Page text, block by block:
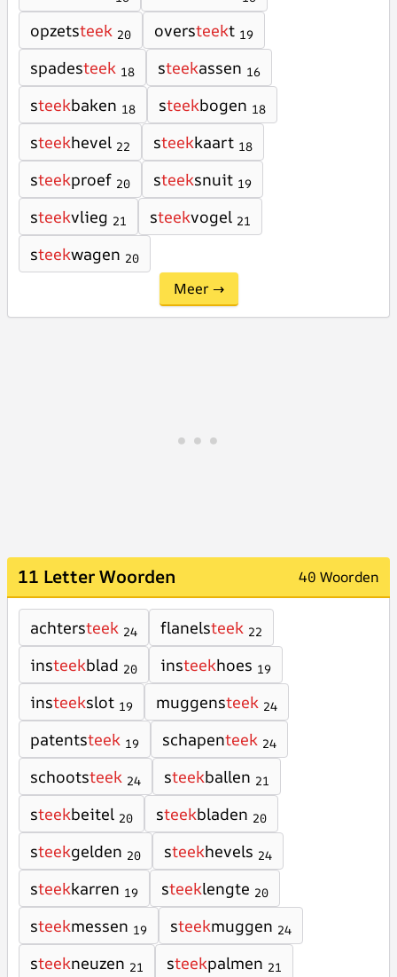
opzetsteek 20 oversteekt 19
spadesteek 18 steekassen 16
steekbaken 18 steekbogen 18
steekhevel 22 steekkaart 18
steekproef 20 steeksnuit 19
steekvlieg 21 steekvogel 21
steekwagen 20
Meer →
11 Letter Woorden 40 Woorden
achtersteek 24 flanelsteek 22
insteekblad 20 insteekhoes 19
insteekslot 19 muggensteek 24
patentsteek 19 schapenteek 24
schootsteek 24 steekballen 21
steekbeitel 20 steekbladen 20
steekgelden 20 steekhevels 24
steekkarren 19 steeklengte 20
steekmessen 19 steekmuggen 24
steekneuzen 21 steekpalmen 21